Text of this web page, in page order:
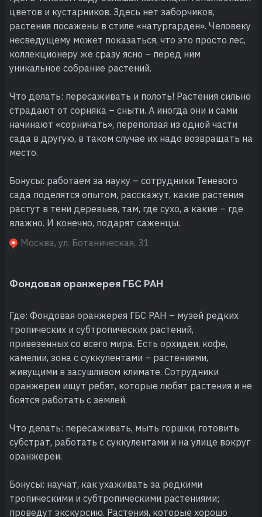
цветов и кустарников. Здесь нет заборчиков,
растения посажены в стиле «натургарден». Человеку
несведущему может показаться, что это просто лес,
коллекционеру же сразу ясно – перед ним
уникальное собрание растений.
Что делать: пересаживать и полоть! Растения сильно
страдают от сорняка – сныти. А иногда они и сами
начинают «сорничать», переползая из одной части
сада в другую, в таком случае их надо возвращать на
место.
Бонусы: работаем за науку – сотрудники Теневого
сада поделятся опытом, расскажут, какие растения
растут в тени деревьев, там, где сухо, а какие – где
влажно. И конечно, подарят саженцы.
Москва, ул. Ботаническая, 31
Фондовая оранжерея ГБС РАН
Где: Фондовая оранжерея ГБС РАН – музей редких
тропических и субтропических растений,
привезенных со всего мира. Есть орхидеи, кофе,
камелии, зона с суккулентами – растениями,
живущими в засушливом климате. Сотрудники
оранжереи ищут ребят, которые любят растения и не
боятся работать с землей.
Что делать: пересаживать, мыть горшки, готовить
субстрат, работать с суккулентами и на улице вокруг
оранжереи.
Бонусы: научат, как ухаживать за редкими
тропическими и субтропическими растениями;
проведут экскурсию. Растения, которые хорошо